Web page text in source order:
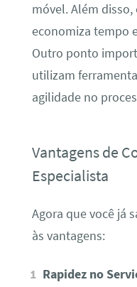
móvel. Além
economiza tempo
Outro ponto
utilizam
agilidade no
Vantagens de
Especialista
Agora que você já
às vantagens:
Rapidez no